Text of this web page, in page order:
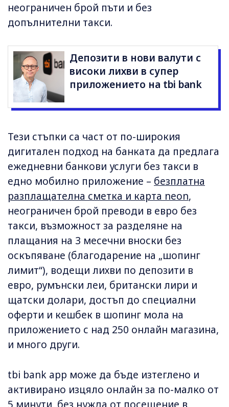
неограничен брой пъти и без
допълнителни такси.
Депозити в нови валути с
високи лихви в супер
приложението на tbi bank
Тези стъпки са част от по-широкия
дигитален подход на банката да предлага
ежедневни банкови услуги без такси в
едно мобилно приложение – безплатна
разплащателна сметка и карта neon,
неограничен брой преводи в евро без
такси, възможност за разделяне на
плащания на 3 месечни вноски без
оскъпяване (благодарение на „шопинг
лимит“), водещи лихви по депозити в
евро, румънски леи, британски лири и
щатски долари, достъп до специални
оферти и кешбек в шопинг мола на
приложението с над 250 онлайн магазина,
и много други.
tbi bank app може да бъде изтеглено и
активирано изцяло онлайн за по-малко от
5 минути, без нужда от посещение в